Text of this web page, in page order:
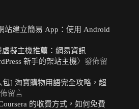
站建立簡易 App：使用 Android
虛擬主機推薦：網易資訊
新手的架站主機〉發佈留
包] 淘寶購物用語完全攻略，超
留言
的收費方式，如何免費